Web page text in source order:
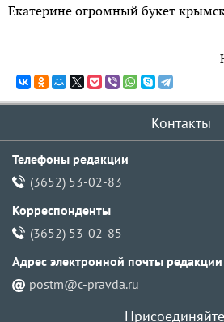
Екатерине огромный букет
Контакты
Телефоны редакции
(3652) 53-02-83
Корреспонденты
(3652) 53-02-85
Адрес электронной почты pедакции
postm@c-pravda.ru